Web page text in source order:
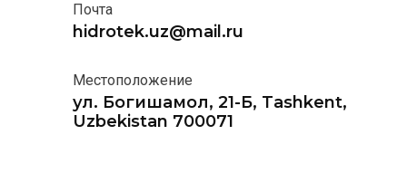
Почта
hidrotek.uz@mail.ru
Местоположение
ул. Богишамол, 21-Б, Tashkent,
Uzbekistan 700071